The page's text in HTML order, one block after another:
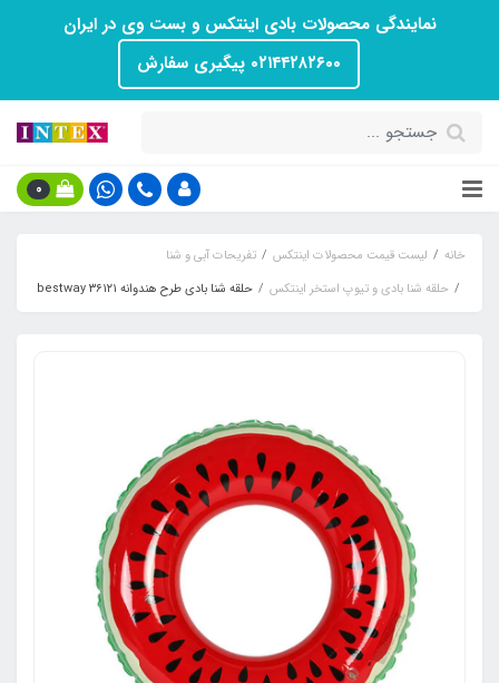
نمایندگی محصولات بادی اینتکس و بست وی در ایران
۰۲۱۴۴۲۸۲۶۰۰ پیگیری سفارش
0
خانه لیست قیمت محصولات اینتکس
تفریحات آبی و شنا
حلقه شنا بادی و تیوپ استخر اینتکس
حلقه شنا بادی طرح هندوانه bestway ۳۶۱۲۱